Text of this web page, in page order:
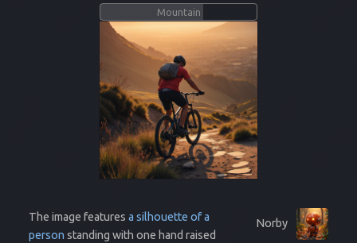
Mountain
Norby
The image features a silhouette of a
person standing with one hand raised